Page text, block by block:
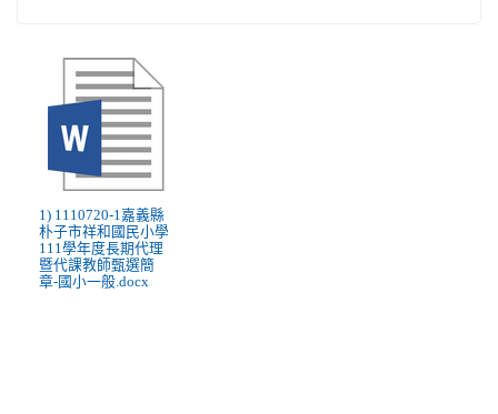
1) 1110720-1嘉義縣
朴子市祥和國民小學
111學年度長期代理
暨代課教師甄選簡
章-國小一般.docx